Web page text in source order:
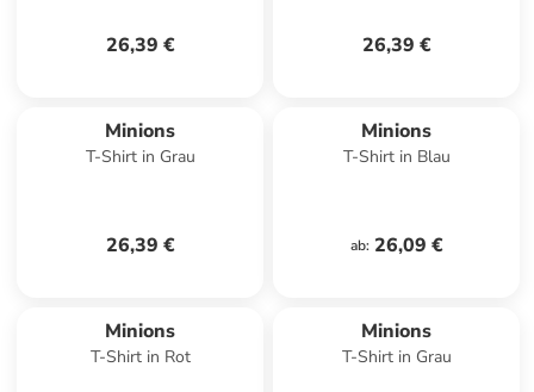
26,39 € 26,39 €
Minions
T-Shirt in Grau
26,39 €
Minions
T-Shirt in Blau
ab: 26,09 €
Minions
T-Shirt in Rot
Minions
T-Shirt in Grau